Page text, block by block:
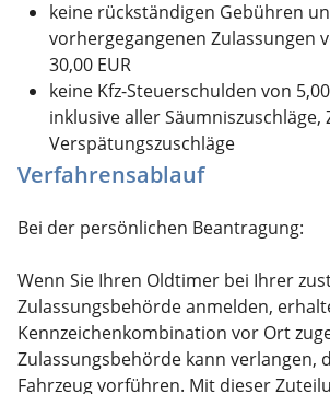
keine rückständigen Gebühren
vorhergegangenen Zulassungen
30,00 EUR
keine Kfz-Steuerschulden von
inklusive aller Säumniszuschläge,
Verspätungszuschläge
Verfahrensablauf
Bei der persönlichen Beantragung:
Wenn Sie Ihren Oldtimer bei Ihrer
Zulassungsbehörde anmelden,
Kennzeichenkombination vor Ort
Zulassungsbehörde kann verlangen,
Fahrzeug vorführen. Mit dieser